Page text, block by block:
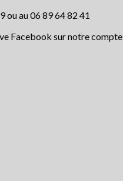
ou au 06 89 64 82 41
Facebook sur notre compte